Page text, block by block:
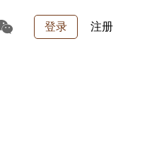
登录 注册